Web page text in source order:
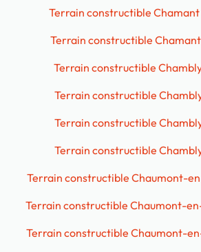
Terrain constructible
Terrain constructible
Terrain constructible
Terrain constructible
Terrain constructible
Terrain constructible
Terrain constructible Chaumont-
Terrain constructible Chaumont-
Terrain constructible Chaumont-